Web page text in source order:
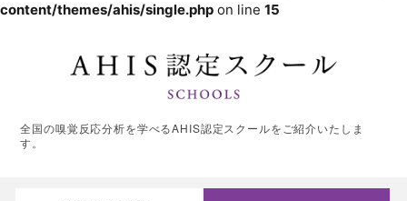
content/themes/ahis/single.php on line 15
全国の嗅覚反応分析を学べるAHIS認定スクールをご紹介いたしま
す。